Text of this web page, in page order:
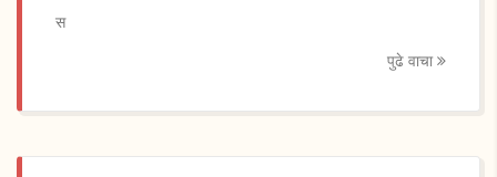
स
पुढे वाचा